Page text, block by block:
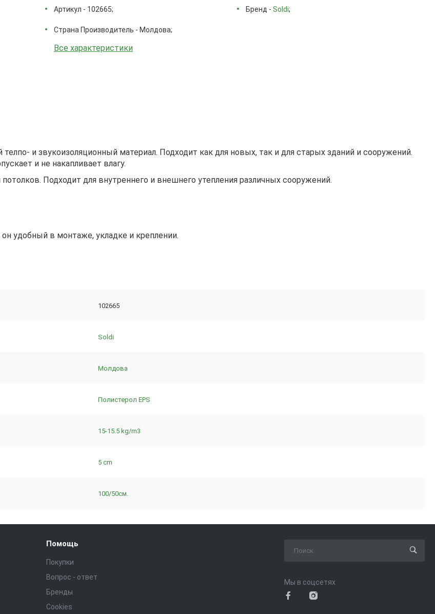
Артикул - 102665; Бренд - Soldi;
Страна Производитель - Молдова;
Все характеристики
телпо- и звукоизоляционный материал. Подходит как для новых, так и для старых зданий и сооружений.
и не накапливает влагу.
Подходит для внутреннего и внешнего утепления различных сооружений.
он удобный в монтаже, укладке и креплении.
102665
Soldi
Молдова
Полистерол EPS
15-15.5 kg/m3
5 cm
100/50см.
Помощь
Покупки
Вопрос - ответ
Бренды
Cookies
Мы в соцсетях